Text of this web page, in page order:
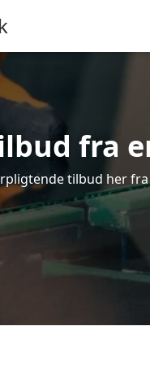
fra
tilbud her